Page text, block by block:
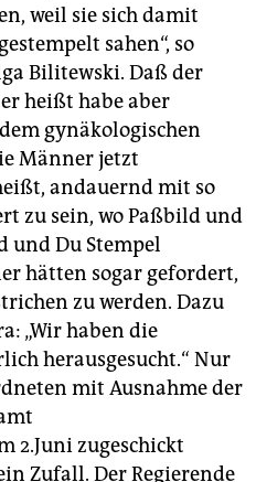
weil sie sich damit
sahen“, so
Bilitewski. Daß der
heißt habe aber
gynäkologischen
Männer jetzt
andauernd mit so
zu sein, wo Paßbild und
und Du Stempel
hätten sogar gefordert,
zu werden. Dazu
„Wir haben die
herausgesucht.“ Nur
mit Ausnahme der
2.Juni zugeschickt
Zufall. Der Regierende